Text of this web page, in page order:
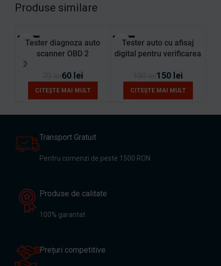
Produse similare
-14%
LIPSĂ STOC
Tester diagnoza auto
scanner OBD 2
compatibil cu Android cu
PIC18F25K80, CarDiag®,
ELM327 V1.5 BT 4.0
60 lei
CITEȘTE MAI MULT
-21%
LIPSĂ STOC
Tester auto cu afisaj
digital pentru verificarea
frana
DOT3/DOT4/DOT5.1
150 lei
CITEȘTE MAI MULT
Transport Gratuit
Pentru comenzi de peste 1500 RON
Produse de calitate
100% garantat
Prețuri competitive